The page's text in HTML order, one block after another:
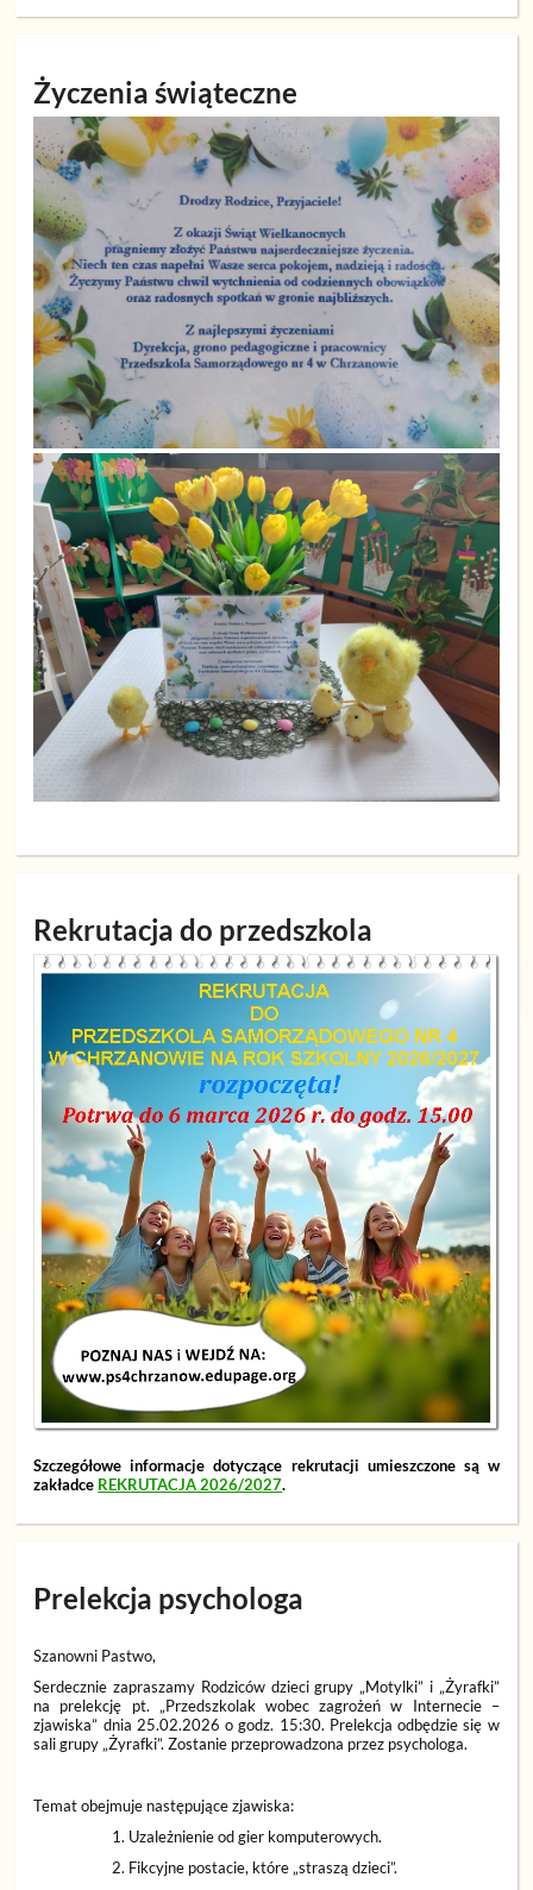
Życzenia świąteczne
Rekrutacja do przedszkola
Szczegółowe informacje dotyczące rekrutacji umieszczone są w
zakładce REKRUTACJA 2026/2027.
Prelekcja psychologa
Szanowni Pastwo,
Serdecznie zapraszamy Rodziców dzieci grupy „Motylki” i „Żyrafki”
na prelekcję pt. „Przedszkolak wobec zagrożeń w Internecie –
zjawiska” dnia 25.02.2026 o godz. 15:30. Prelekcja odbędzie się w
sali grupy „Żyrafki”. Zostanie przeprowadzona przez psychologa.
Temat obejmuje następujące zjawiska:
Uzależnienie od gier komputerowych.
Fikcyjne postacie, które „straszą dzieci”.